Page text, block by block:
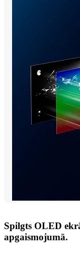
Spilgts OLED
apgaismojumā.